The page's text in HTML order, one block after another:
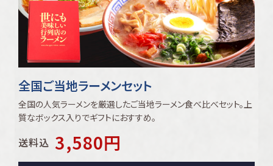
全国ご当地ラーメンセット
全国の人気ラーメンを厳選したご当地ラーメン食べ比べセット。上
質なボックス入りでギフトにおすすめ｡
送料込 3,580円